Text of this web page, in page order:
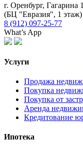
г. Оренбург, Гагарина
(БЦ "Евразия", 1 этаж)
8 (912) 097-25-77
What’s App
Услуги
Продажа
Покупка
Покупка от
Аренда
Кредитование
Ипотека